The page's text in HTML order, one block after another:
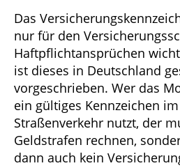
Das
nur für den
Haftpflichtansprüchen
ist dieses in Deutschland
vorgeschrieben. Wer das
ein gültiges Kennzeichen
Straßenverkehr nutzt, der
Geldstrafen rechnen,
dann auch kein